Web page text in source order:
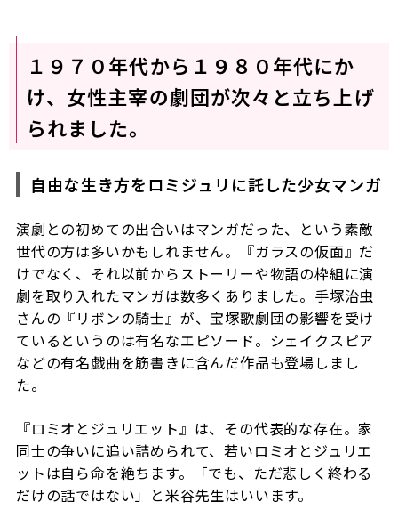
１９７０年代から１９８０年代にか
け、女性主宰の劇団が次々と立ち上げ
られました。
自由な生き方をロミジュリに託した少女マンガ
演劇との初めての出合いはマンガだった、という素敵
世代の方は多いかもしれません。『ガラスの仮面』だ
けでなく、それ以前からストーリーや物語の枠組に演
劇を取り入れたマンガは数多くありました。手塚治虫
さんの『リボンの騎士』が、宝塚歌劇団の影響を受け
ているというのは有名なエピソード。シェイクスピア
などの有名戯曲を筋書きに含んだ作品も登場しまし
た。
『ロミオとジュリエット』は、その代表的な存在。家
同士の争いに追い詰められて、若いロミオとジュリエ
ットは自ら命を絶ちます。「でも、ただ悲しく終わる
だけの話ではない」と米谷先生はいいます。